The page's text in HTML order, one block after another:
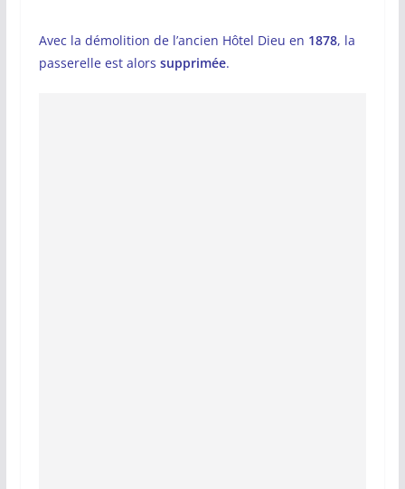
Avec la démolition de l’ancien Hôtel Dieu en 1878, la
passerelle est alors supprimée.